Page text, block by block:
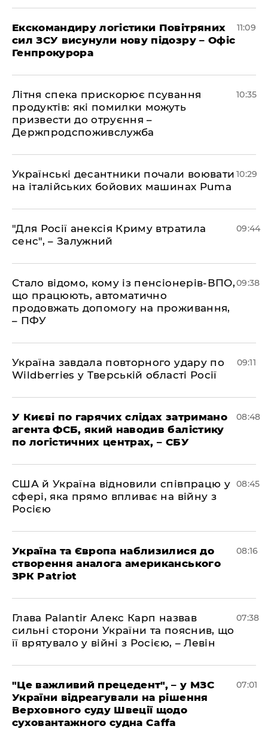
Екскомандиру логістики Повітряних
сил ЗСУ висунули нову підозру – Офіс
Генпрокурора
11:09
Літня спека прискорює псування
продуктів: які помилки можуть
призвести до отруєння –
Держпродспоживслужба
10:35
Українські десантники почали воювати
на італійських бойових машинах Puma
10:29
"Для Росії анексія Криму втратила
сенс", – Залужний
09:44
Стало відомо, кому із пенсіонерів-ВПО,
що працюють, автоматично
продовжать допомогу на проживання,
– ПФУ
09:38
Україна завдала повторного удару по
Wildberries у Тверській області Росії
09:11
У Києві по гарячих слідах затримано
агента ФСБ, який наводив балістику
по логістичних центрах, – СБУ
08:48
США й Україна відновили співпрацю у
сфері, яка прямо впливає на війну з
Росією
08:45
Україна та Європа наблизилися до
створення аналога американського
ЗРК Patriot
08:16
Глава Palantir Алекс Карп назвав
сильні сторони України та пояснив, що
її врятувало у війні з Росією, – Левін
07:38
"Це важливий прецедент", – у МЗС
України відреагували на рішення
Верховного суду Швеції щодо
суховантажного судна Caffa
07:01